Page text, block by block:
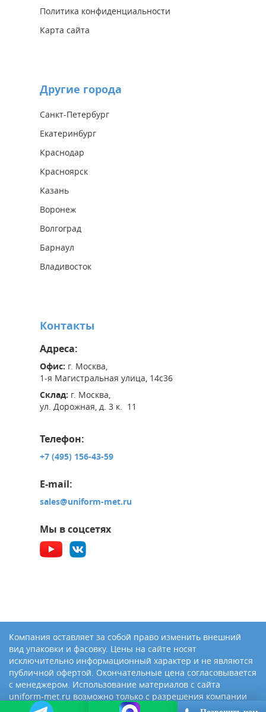
Политика конфиденциальности
Карта сайта
Другие города
Санкт-Петербург
Екатеринбург
Краснодар
Красноярск
Казань
Воронеж
Волгоград
Барнаул
Владивосток
Контакты
Адреса:
Офис: г. Москва,
1-я Магистральная улица, 14с36
Склад: г. Москва,
ул. Дорожная, д. 3 к. 11
Телефон:
+7 (495) 156-43-59
E-mail:
sales@uniform-met.ru
Мы в соцсетях
Компания оставляет за собой право изменить внешний
вид упаковки и фасовку. Цены на сайте носят
исключительно информационный характер и не являются
публичной офертой. Окончательные цена согласовывается
с менеджером. Использование материалов с сайта
uniform-met.ru возможно только с разрешения компании
«Юниформ-Металл»